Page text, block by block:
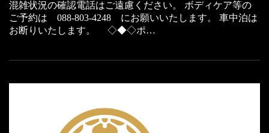
混雑状況の確認電話はご遠慮ください。 ボディケア等の
ご予約は 088-803-4248 にお願いいたします。 車中泊は
お断りいたします。 ◇◆◇ポ…